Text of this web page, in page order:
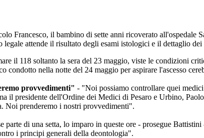
Francesco, il bambino di sette anni ricoverato all'ospedale
legale attende il risultato degli esami istologici e il dettaglio
il 118 soltanto la sera del 23 maggio, viste le condizioni
condotto nella notte del 24 maggio per aspirare l'ascesso
provvedimenti" - "Noi possiamo controllare quei
il presidente dell'Ordine dei Medici di Pesaro e Urbino,
Noi prenderemo i nostri provvedimenti".
parte di una setta, lo imparo in queste ore - prosegue
i principi generali della deontologia".